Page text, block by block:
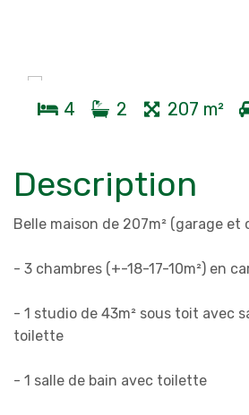
4 2 207 m²
Description
Belle maison de 207m² (garage et
- 3 chambres (+-18-17-10m²) en
- 1 studio de 43m² sous toit avec
toilette
- 1 salle de bain avec toilette